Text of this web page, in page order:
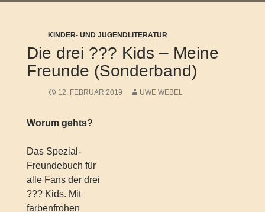
KINDER- UND JUGENDLITERATUR
Die drei ??? Kids – Meine
Freunde (Sonderband)
12. FEBRUAR 2019 UWE WEBEL
Worum gehts?
Das Spezial-
Freundebuch für
alle Fans der drei
??? Kids. Mit
farbenfrohen